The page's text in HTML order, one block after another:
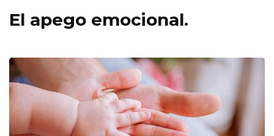
El apego emocional.